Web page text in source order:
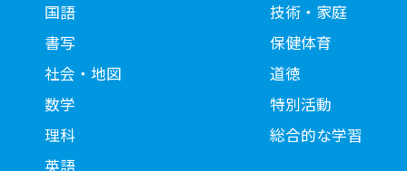
国語
書写
社会・地図
数学
理科
英語
技術・家庭
保健体育
道徳
特別活動
総合的な学習